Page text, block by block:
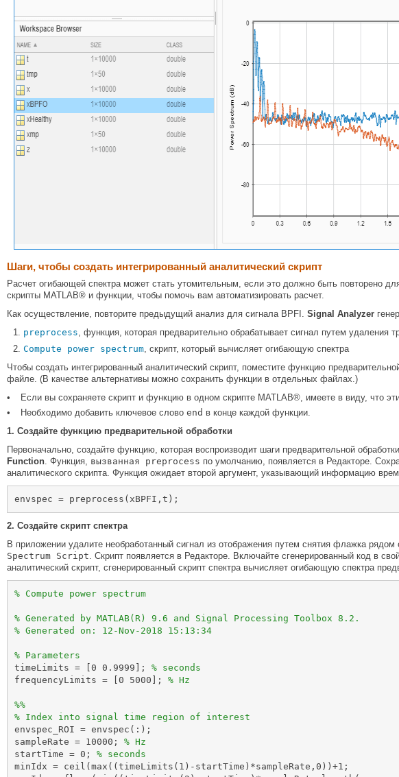
Шаги, чтобы создать интегрированный аналитический скрипт
Расчет огибающей спектра может стать утомительным, если это должно быть повторено
скрипты MATLAB® и функции, чтобы помочь вам автоматизировать расчет.
Как осуществление, повторите предыдущий анализ для сигнала BPFI. Signal Analyzer
preprocess, функция, которая предварительно обрабатывает сигнал путем удаления
Compute power spectrum, скрипт, который вычисляет огибающую спектра
Чтобы создать интегрированный аналитический скрипт, поместите функцию
файле. (В качестве альтернативы можно сохранить функции в отдельных файлах.)
Если вы сохраняете скрипт и функцию в одном скрипте MATLAB®, имеете в виду, что
Необходимо добавить ключевое слово end в конце каждой функции.
1. Создайте функцию предварительной обработки
Первоначально, создайте функцию, которая воспроизводит шаги предварительной
Function. Функция, вызванная preprocess по умолчанию, появляется в Редакторе.
аналитического скрипта. Функция ожидает второй аргумент, указывающий информацию
envspec = preprocess(xBPFI,t);
2. Создайте скрипт спектра
В приложении удалите необработанный сигнал из отображения путем снятия флажка
Spectrum Script. Скрипт появляется в Редакторе. Включайте сгенерированный код в
аналитический скрипт, сгенерированный скрипт спектра вычисляет огибающую спектра
% Compute power spectrum
% Generated by MATLAB(R) 9.6 and Signal Processing Toolbox 8.2.
% Generated on: 12-Nov-2018 15:13:34
% Parameters
timeLimits = [0 0.9999]; % seconds
frequencyLimits = [0 5000]; % Hz
%%
% Index into signal time region of interest
envspec_ROI = envspec(:);
sampleRate = 10000; % Hz
startTime = 0; % seconds
minIdx = ceil(max((timeLimits(1)-startTime)*sampleRate,0))+1;